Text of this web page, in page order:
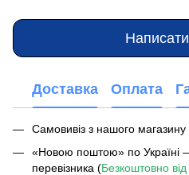
Написати
Доставка Оплата
Самовивіз з нашого
«Новою поштою» по Україні
перевізника (Безкоштовно